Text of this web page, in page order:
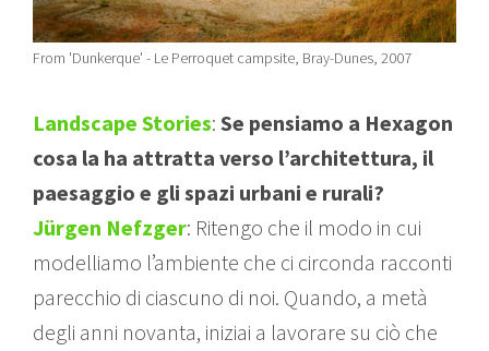
From 'Dunkerque' - Le Perroquet campsite, Bray-Dunes, 2007
Landscape Stories: Se pensiamo a Hexagon
cosa la ha attratta verso l’architettura, il
paesaggio e gli spazi urbani e rurali?
Jürgen Nefzger: Ritengo che il modo in cui
modelliamo l’ambiente che ci circonda racconti
parecchio di ciascuno di noi. Quando, a metà
degli anni novanta, iniziai a lavorare su ciò che